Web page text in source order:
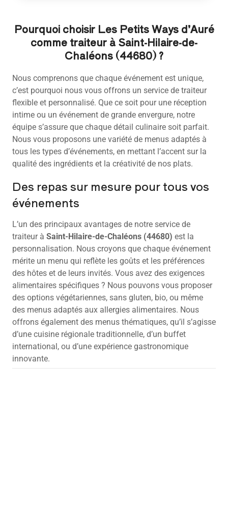
Pourquoi choisir Les Petits Ways d’Auré
comme traiteur à Saint-Hilaire-de-
Chaléons (44680) ?
Nous comprenons que chaque événement est unique,
c’est pourquoi nous vous offrons un service de traiteur
flexible et personnalisé. Que ce soit pour une réception
intime ou un événement de grande envergure, notre
équipe s’assure que chaque détail culinaire soit parfait.
Nous vous proposons une variété de menus adaptés à
tous les types d’événements, en mettant l’accent sur la
qualité des ingrédients et la créativité de nos plats.
Des repas sur mesure pour tous vos
événements
L’un des principaux avantages de notre service de
traiteur à Saint-Hilaire-de-Chaléons (44680) est la
personnalisation. Nous croyons que chaque événement
mérite un menu qui reflète les goûts et les préférences
des hôtes et de leurs invités. Vous avez des exigences
alimentaires spécifiques ? Nous pouvons vous proposer
des options végétariennes, sans gluten, bio, ou même
des menus adaptés aux allergies alimentaires. Nous
offrons également des menus thématiques, qu’il s’agisse
d’une cuisine régionale traditionnelle, d’un buffet
international, ou d’une expérience gastronomique
innovante.